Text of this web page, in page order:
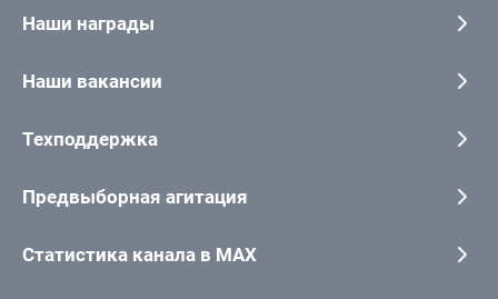
Наши награды
Наши вакансии
Техподдержка
Предвыборная агитация
Статистика канала в MAX